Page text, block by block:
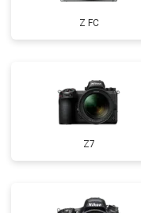
Z FC
Z7